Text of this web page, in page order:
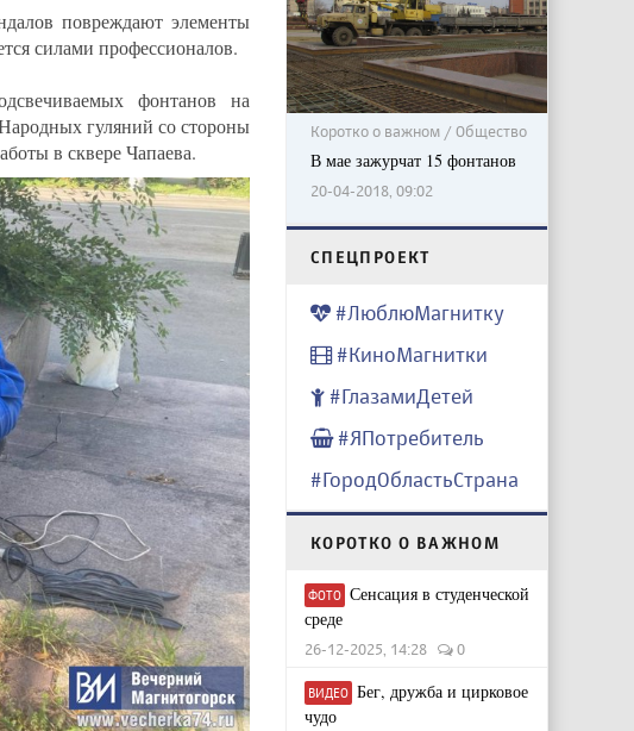
повреждают элементы
силами профессионалов.
фонтанов на
гуляний со стороны
в сквере Чапаева.
Коротко о важном / Общество
В мае зажурчат 15 фонтанов
20-04-2018, 09:02
CПЕЦПРОЕКТ
#ЛюблюМагнитку
#КиноМагнитки
#ГлазамиДетей
#ЯПотребитель
#ГородОбластьСтрана
КОРОТКО О ВАЖНОМ
ФОТО Сенсация в студенческой
среде
26-12-2025, 14:28 0
ВИДЕО Бег, дружба и цирковое
чудо